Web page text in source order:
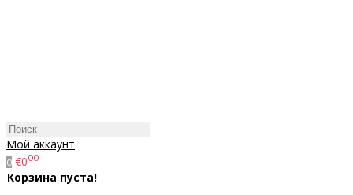
Мой аккаунт
0 €000
Корзина пуста!